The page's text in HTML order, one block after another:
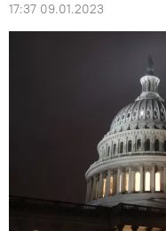
17:37 09.01.2023